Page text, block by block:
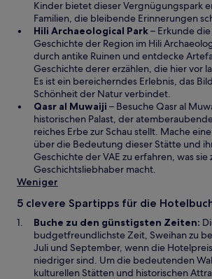
n
e
u
e
n
F
e
n
s
t
e
r
g
e
f
n
e
t
i
n
e
i
n
e
m
n
e
u
e
n
F
e
t
e
r
g
e
ö
Kinder bietet dieser Vergnügungspark
Familien, die bleibende Erinnerungen
Hili Archaeological ParkW
i
r
d
i
n
e
i
n
e
m
n
e
n
F
e
n
s
– Erkunde
Geschichte der Region im Hili
durch antike Ruinen und entdecke
Geschichte derer erzählen, die hier vor
Es ist ein bereicherndes Erlebnis, das
Schönheit der Natur verbindet.
Qasr al Muwaiji W
i
r
d
i
n
n
e
m
n
e
u
– Besuche Qasr al
historischen Palast, der
reiches Erbe zur Schau stellt. Mache
über die Bedeutung dieser Stätte und
Geschichte der VAE zu erfahren, was sie
Geschichtsliebhaber macht.
Weniger
5 clevere Spartipps für die
Buche zu den günstigsten Zeiten:
budgetfreundlichste Zeit, Sweihan zu
Juli und September, wenn die
niedriger sind. Um die bedeutenden
kulturellen Stätten und historischen